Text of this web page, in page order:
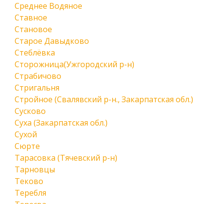
Среднее Водяное
Ставное
Становое
Старое Давыдково
Стеблёвка
Сторожница(Ужгородский р-н)
Страбичово
Стригальня
Стройное (Свалявский р-н., Закарпатская обл.)
Сусково
Суха (Закарпатская обл.)
Сухой
Сюрте
Тарасовка (Тячевский р-н)
Тарновцы
Теково
Теребля